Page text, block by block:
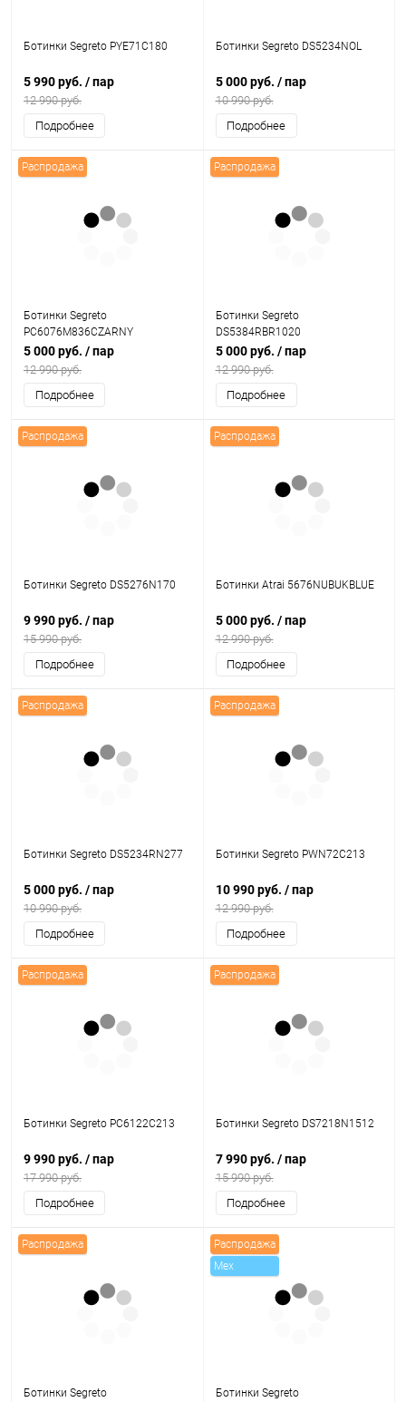
Ботинки Segreto PYE71C180
5 990 руб. / пар
12 990 руб.
Подробнее
Ботинки Segreto DS5234NOL
5 000 руб. / пар
10 990 руб.
Подробнее
Распродажа
Ботинки Segreto
PC6076M836CZARNY
5 000 руб. / пар
12 990 руб.
Подробнее
Распродажа
Ботинки Segreto
DS5384RBR1020
5 000 руб. / пар
12 990 руб.
Подробнее
Распродажа
Ботинки Segreto DS5276N170
9 990 руб. / пар
15 990 руб.
Подробнее
Распродажа
Ботинки Atrai 5676NUBUKBLUE
5 000 руб. / пар
12 990 руб.
Подробнее
Распродажа
Ботинки Segreto DS5234RN277
5 000 руб. / пар
10 990 руб.
Подробнее
Распродажа
Ботинки Segreto PWN72C213
10 990 руб. / пар
12 990 руб.
Подробнее
Распродажа
Ботинки Segreto PC6122C213
9 990 руб. / пар
17 990 руб.
Подробнее
Распродажа
Ботинки Segreto DS7218N1512
7 990 руб. / пар
15 990 руб.
Подробнее
Распродажа
Ботинки Segreto
Распродажа
Mex
Ботинки Segreto